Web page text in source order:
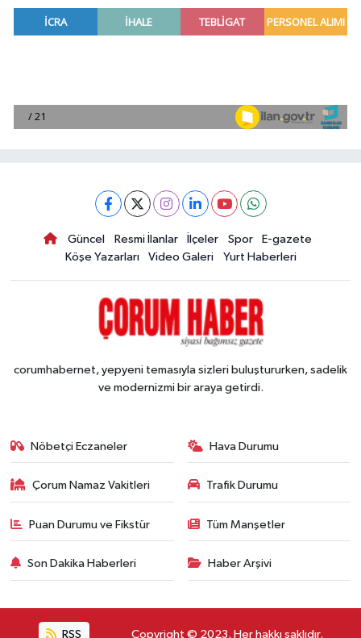
Güncel Resmi İlanlar İlçeler Spor
E-gazete
Köşe Yazarları
Video Galeri Yurt Haberleri
corumhabernet, yepyeni temasıyla sizleri buluştururken, sadelik
ve modernizmi bir araya getirdi.
Nöbetçi Eczaneler Hava Durumu
Çorum Namaz Vakitleri Trafik Durumu
Puan Durumu ve Fikstür Tüm Manşetler
Son Dakika Haberleri Haber Arşivi
RSS Copyright © 2023. Her hakkı saklıdır.